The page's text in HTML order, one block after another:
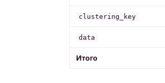
clustering_key
data
Итого